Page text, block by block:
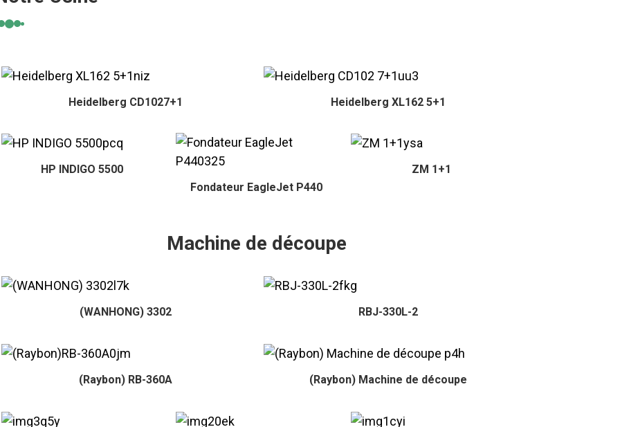
Heidelberg CD1027+1 Heidelberg XL162 5+1
HP INDIGO 5500
Fondateur EagleJet P440
ZM 1+1
Machine de découpe
(WANHONG) 3302 RBJ-330L-2
(Raybon) RB-360A (Raybon) Machine de découpe